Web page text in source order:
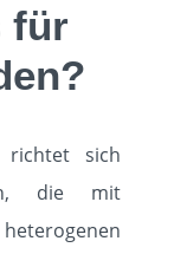
für
richtet sich
die mit